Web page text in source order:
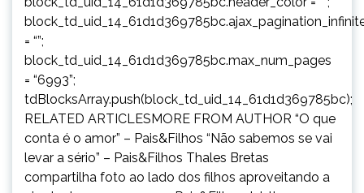
= “”;
block_td_uid_14_61d1d369785bc.max_num_pages
= “6993”;
tdBlocksArray.push(block_td_uid_14_61d1d369785bc);
RELATED ARTICLESMORE FROM AUTHOR “O que
conta é o amor” – Pais&Filhos “Não sabemos se vai
levar a sério” – Pais&Filhos Thales Bretas
compartilha foto ao lado dos filhos aproveitando a